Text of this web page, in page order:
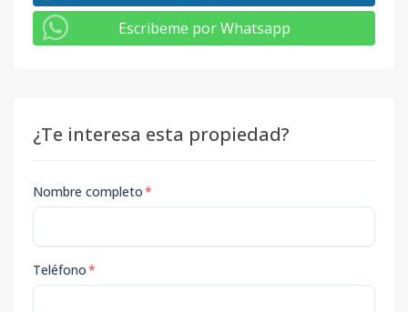
Escribeme por Whatsapp
¿Te interesa esta propiedad?
Nombre completo*
Teléfono*